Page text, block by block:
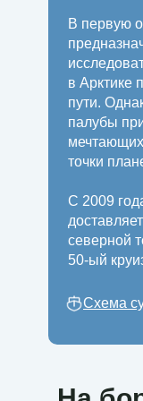
В первую
в Арктике
пути.
палубы
точки
С 2009
северной
50-ый
Схема